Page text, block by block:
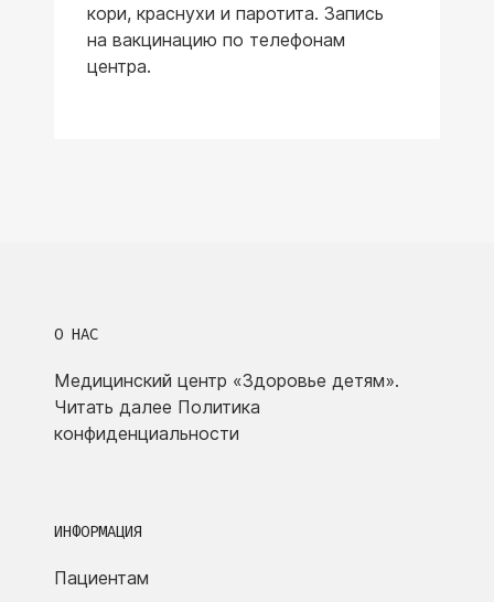
кори, краснухи и паротита. Запись
на вакцинацию по телефонам
центра.
О НАС
Медицинский центр «Здоровье детям».
Читать далее Политика
конфиденциальности
ИНФОРМАЦИЯ
Пациентам